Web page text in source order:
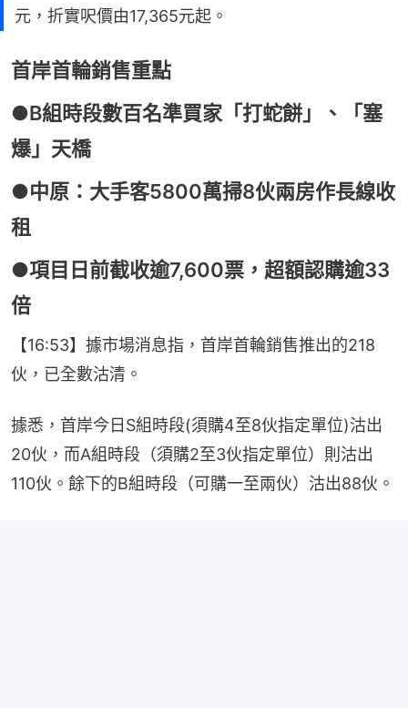
元，折實呎價由17,365元起。
首岸首輪銷售重點
●B組時段數百名準買家「打蛇餅」、「塞
爆」天橋
●中原：大手客5800萬掃8伙兩房作長線收
租
●項目日前截收逾7,600票，超額認購逾33
倍
【16:53】據市場消息指，首岸首輪銷售推出的218
伙，已全數沽清。
據悉，首岸今日S組時段(須購4至8伙指定單位)沽出
20伙，而A組時段（須購2至3伙指定單位）則沽出
110伙。餘下的B組時段（可購一至兩伙）沽出88伙。